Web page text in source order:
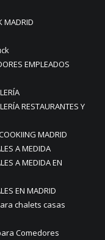
MADRID
EMPLEADOS
RESTAURANTES Y
MADRID
A MEDIDA
A MEDIDA EN
EN MADRID
chalets casas
Comedores